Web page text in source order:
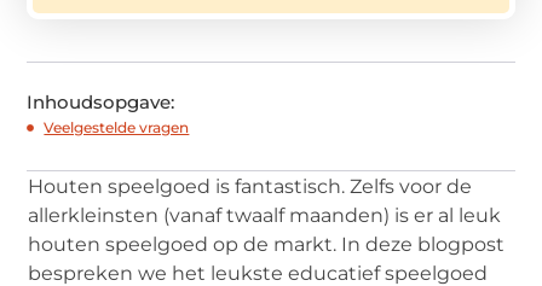
Inhoudsopgave:
Veelgestelde vragen
Houten speelgoed is fantastisch. Zelfs voor de
allerkleinsten (vanaf twaalf maanden) is er al leuk
houten speelgoed op de markt. In deze blogpost
bespreken we het leukste educatief speelgoed